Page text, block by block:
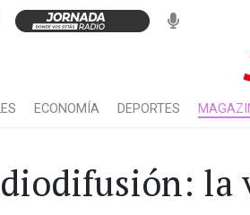
ECONOMÍA DEPORTES
la